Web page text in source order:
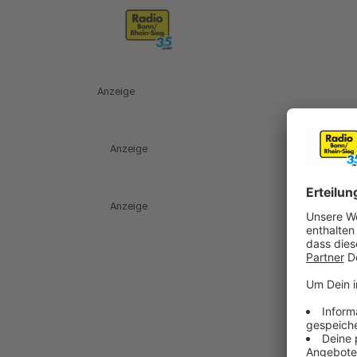
Anzeige
Anzeige
Anzeige